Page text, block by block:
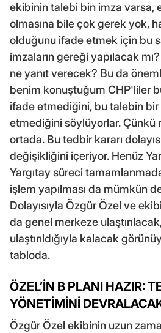
ekibinin talebi bin imza varsa,
olmasına bile çok gerek yok,
olduğunu ifade etmek için bu
imzaların gereği yapılacak
ne yanıt verecek? Bu da
benim konuştuğum CHP'liler
ifade etmediğini, bu talebin
etmediğini söylüyorlar. Çünkü
ortada. Bu tedbir kararı
değişikliğini içeriyor. Henüz
Yargıtay süreci
işlem yapılması da mümkün
Dolayısıyla Özgür Özel ve
da genel merkeze
ulaştırıldığıyla kalacak
tabloda.
ÖZEL’İN B PLANI HAZIR:
YÖNETİMİNİ
Özgür Özel ekibinin uzun